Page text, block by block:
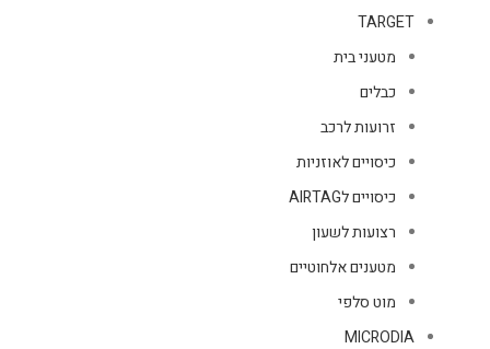
TARGET
מטעני בית
כבלים
זרועות לרכב
כיסויים לאוזניות
כיסויים לAIRTAG
רצועות לשעון
מטענים אלחוטיים
מוט סלפי
MICRODIA